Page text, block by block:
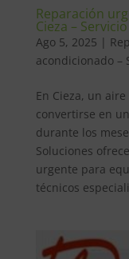
Reparación
Cieza –
Ago 5, 2025 |
acondicionado –
En Cieza, un
convertirse en
durante los
Soluciones
urgente para
técnicos